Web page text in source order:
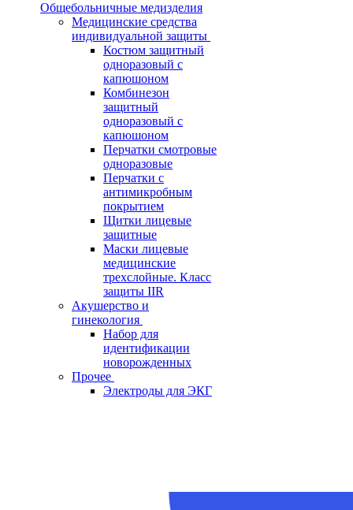
Общебольничные медизделия
Медицинские средства
индивидуальной защиты
Костюм защитный
одноразовый с
капюшоном
Комбинезон
защитный
одноразовый с
капюшоном
Перчатки смотровые
одноразовые
Перчатки с
антимикробным
покрытием
Щитки лицевые
защитные
Маски лицевые
медицинские
трехслойные. Класс
защиты IIR
Акушерство и
гинекология
Набор для
идентификации
новорожденных
Прочее
Электроды для ЭКГ